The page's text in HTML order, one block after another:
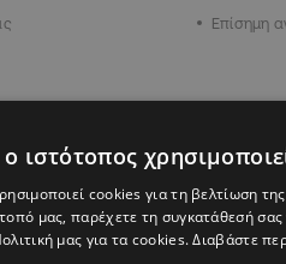
Επίσημη
ιστότοπος
cookies για τη βελτίωση
μας, παρέχετε τη συγκατάθεσή
μας για τα cookies.Διαβάστε